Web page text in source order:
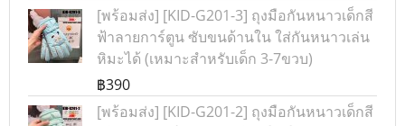
[พร้อมส่ง] [KID-G201-3] ถุงมือกันหนาวเด็กสี
ฟ้าลายการ์ตูน ซับขนด้านใน ใส่กันหนาวเล่น
หิมะได้ (เหมาะสำหรับเด็ก 3-7ขวบ)
฿390
[พร้อมส่ง] [KID-G201-2] ถุงมือกันหนาวเด็กสี